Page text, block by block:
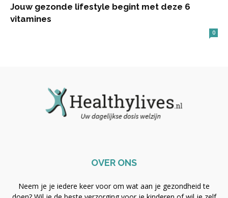
Jouw gezonde lifestyle begint met deze 6
vitamines
0
OVER ONS
Neem je je iedere keer voor om wat aan je gezondheid te